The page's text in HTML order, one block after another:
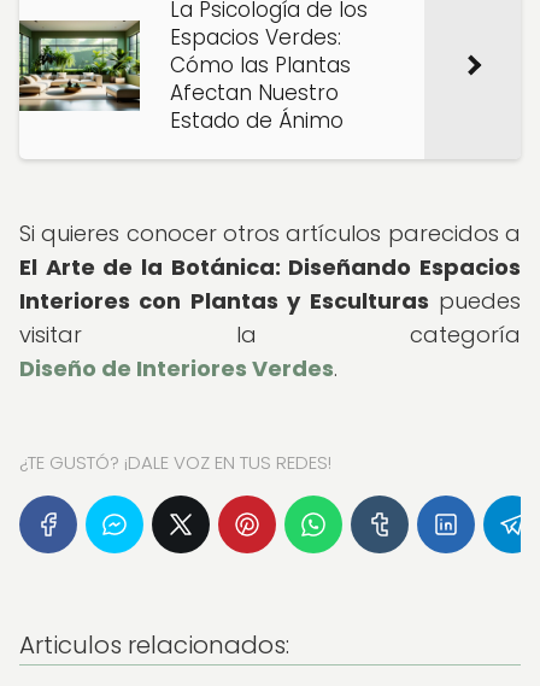
La Psicología de los
Espacios Verdes:
Cómo las Plantas
Afectan Nuestro
Estado de Ánimo
Si quieres conocer otros artículos parecidos a
El Arte de la Botánica: Diseñando Espacios
Interiores con Plantas y Esculturas puedes
visitar la categoría
Diseño de Interiores Verdes.
¿TE GUSTÓ? ¡DALE VOZ EN TUS REDES!
Articulos relacionados: